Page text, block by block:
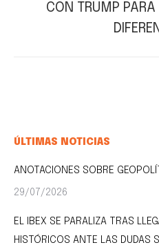
CON TRUMP
ÚLTIMAS NOTICIAS
ANOTACIONES SOBRE
29/07/2026
EL IBEX SE PARALIZA TRAS
HISTÓRICOS ANTE LAS DUDAS